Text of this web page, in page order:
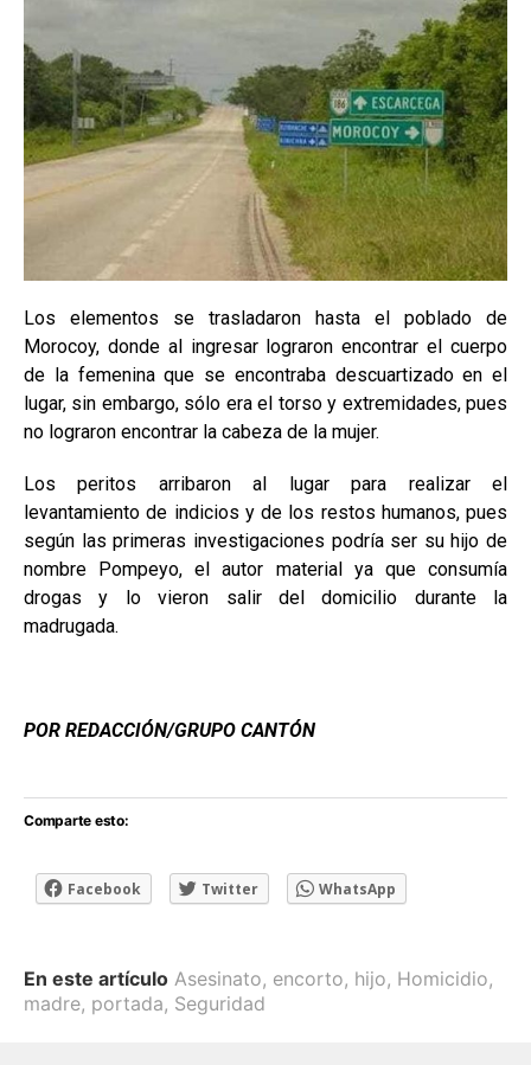
Los elementos se trasladaron hasta el poblado de
Morocoy, donde al ingresar lograron encontrar el cuerpo
de la femenina que se encontraba descuartizado en el
lugar, sin embargo, sólo era el torso y extremidades, pues
no lograron encontrar la cabeza de la mujer.
Los peritos arribaron al lugar para realizar el
levantamiento de indicios y de los restos humanos, pues
según las primeras investigaciones podría ser su hijo de
nombre Pompeyo, el autor material ya que consumía
drogas y lo vieron salir del domicilio durante la
madrugada.
POR REDACCIÓN/GRUPO CANTÓN
Comparte esto:
Facebook Twitter WhatsApp
En este artículo Asesinato, encorto, hijo, Homicidio,
madre, portada, Seguridad